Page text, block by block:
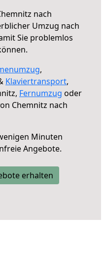
nach
Umzug nach
Sie problemlos
,
Klaviertransport,
Fernumzug oder
Chemnitz nach
Minuten
Angebote.
erhalten